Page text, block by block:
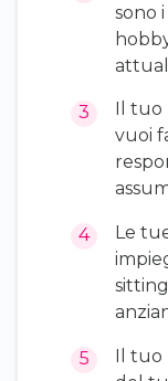
sono
Il
vuoi
Le
Il tuo